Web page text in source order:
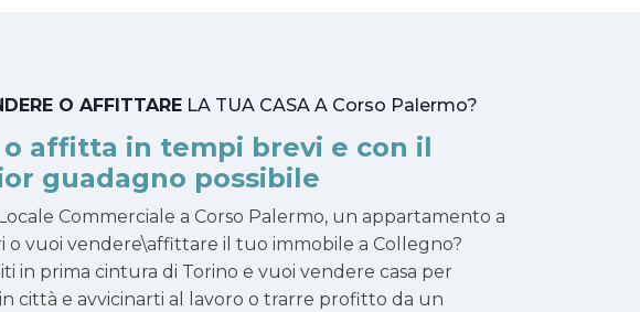
O AFFITTARE LA TUA CASA A Corso Palermo?
affitta in tempi brevi e con il
guadagno possibile
Commerciale a Corso Palermo, un appartamento a
o vuoi vendere\affittare il tuo immobile a Collegno?
in prima cintura di Torino e vuoi vendere casa per
città e avvicinarti al lavoro o trarre profitto da un